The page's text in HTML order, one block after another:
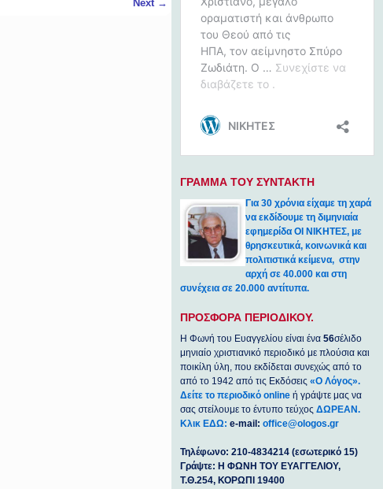
Next →
ΓΡΑΜΜΑ ΤΟΥ ΣΥΝΤΑΚΤΗ
Για 30 χρόνια είχαμε τη χαρά
να εκδίδουμε τη διμηνιαία
εφημερίδα ΟΙ ΝΙΚΗΤΕΣ, με
θρησκευτικά, κοινωνικά και
πολιτιστικά κείμενα, στην
αρχή σε 40.000 και στη
συνέχεια σε 20.000 αντίτυπα.
ΠΡΟΣΦΟΡΑ ΠΕΡΙΟΔΙΚΟΥ.
Η Φωνή του Ευαγγελίου είναι ένα56σέλιδο
μηνιαίο χριστιανικό περιοδικό με πλούσια και
ποικίλη ύλη, που εκδίδεται συνεχώς από το
από το 1942 από τις Εκδόσεις«Ο Λόγος».
Δείτε το περιοδικό online ή γράψτε μας να
σας στείλουμε το έντυπο τεύχοςΔΩΡΕΑΝ.
Κλικ ΕΔΩ: e-mail:office@ologos.gr
Τηλέφωνο: 210-4834214 (εσωτερικό 15)
Γράψτε: Η ΦΩΝΗ ΤΟΥ ΕΥΑΓΓΕΛΙΟΥ,
Τ.Θ.254, ΚΟΡΩΠΙ 19400